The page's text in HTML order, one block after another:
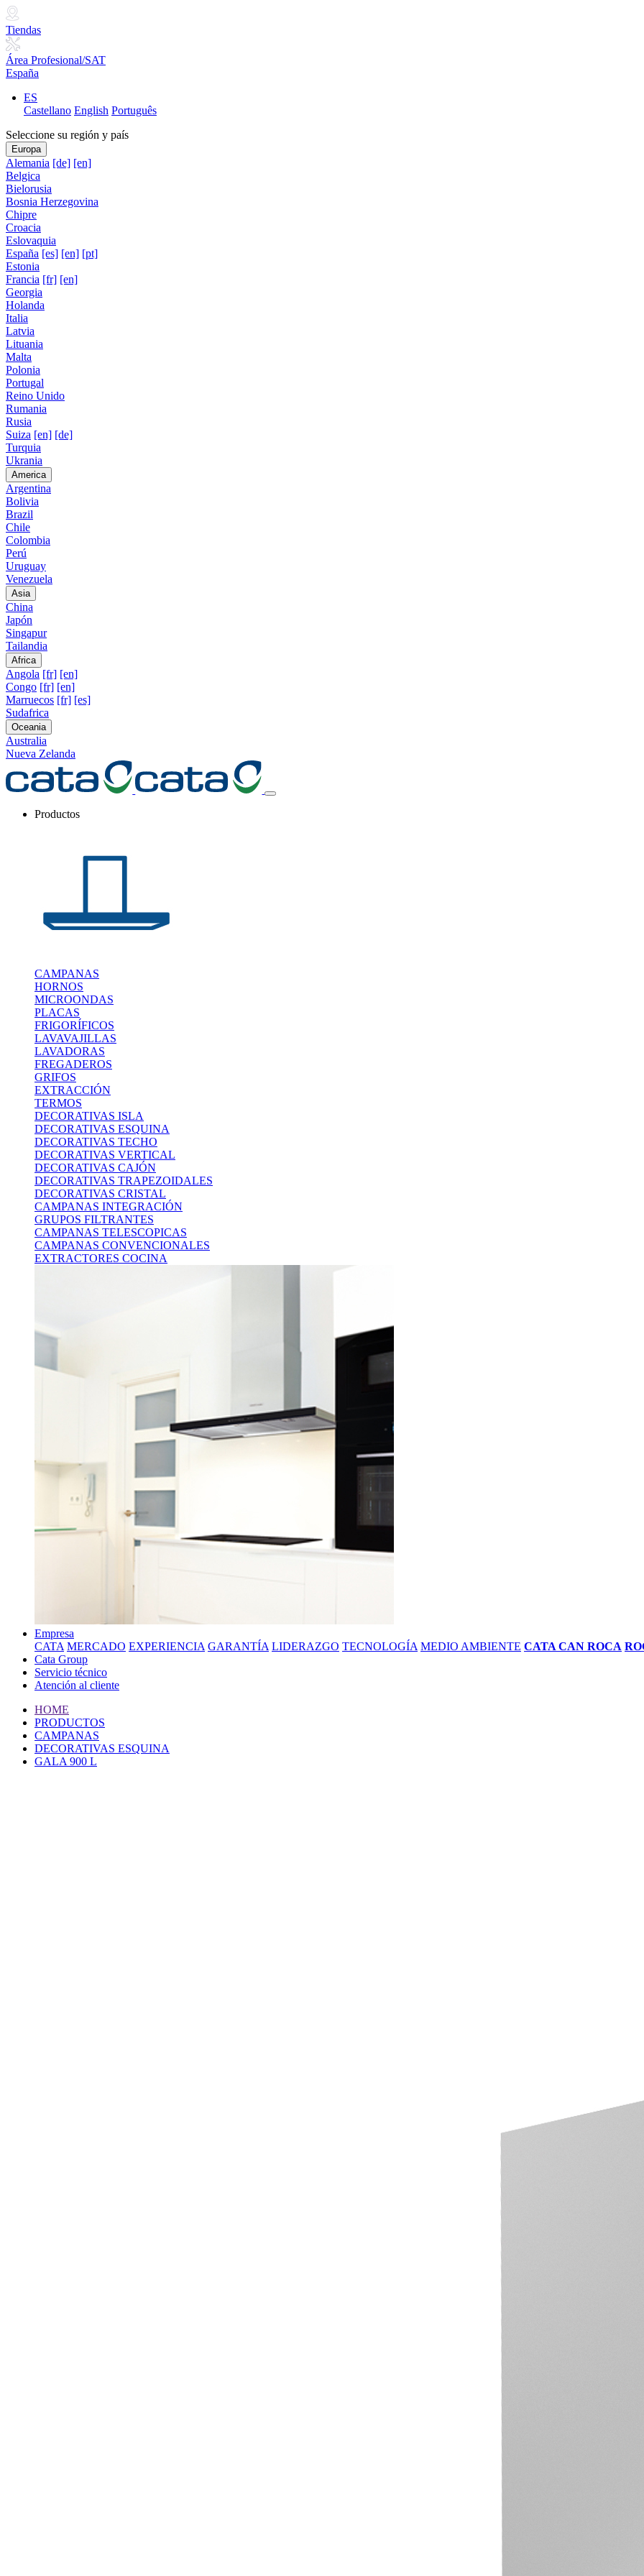
Tiendas
Área Profesional/SAT
España
ES
Castellano English Português
Seleccione su región y país
Europa
Alemania [de] [en]
Belgica
Bielorusia
Bosnia Herzegovina
Chipre
Croacia
Eslovaquia
España [es] [en] [pt]
Estonia
Francia [fr] [en]
Georgia
Holanda
Italia
Latvia
Lituania
Malta
Polonia
Portugal
Reino Unido
Rumania
Rusia
Suiza [en] [de]
Turquia
Ukrania
America
Argentina
Bolivia
Brazil
Chile
Colombia
Perú
Uruguay
Venezuela
Asia
China
Japón
Singapur
Tailandia
Africa
Angola [fr] [en]
Congo [fr] [en]
Marruecos [fr] [es]
Sudafrica
Oceania
Australia
Nueva Zelanda
Productos
CAMPANAS
HORNOS
MICROONDAS
PLACAS
FRIGORÍFICOS
LAVAVAJILLAS
LAVADORAS
FREGADEROS
GRIFOS
EXTRACCIÓN
TERMOS
DECORATIVAS ISLA
DECORATIVAS ESQUINA
DECORATIVAS TECHO
DECORATIVAS VERTICAL
DECORATIVAS CAJÓN
DECORATIVAS TRAPEZOIDALES
DECORATIVAS CRISTAL
CAMPANAS INTEGRACIÓN
GRUPOS FILTRANTES
CAMPANAS TELESCOPICAS
CAMPANAS CONVENCIONALES
EXTRACTORES COCINA
Empresa
CATA MERCADO EXPERIENCIA GARANTÍA LIDERAZGO TECNOLOGÍA MEDIO AMBIENTE CATA CAN ROCA
Cata Group
Servicio técnico
Atención al cliente
HOME
PRODUCTOS
CAMPANAS
DECORATIVAS ESQUINA
GALA 900 L